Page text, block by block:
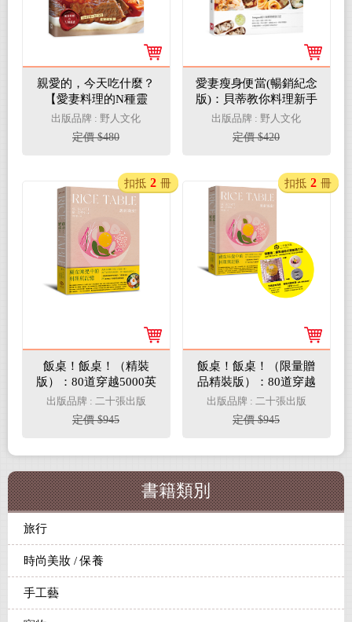
親愛的，今天吃什麼？
【愛妻料理的N種靈
感】#食材不變×菜色百
變 #保證掃盤食譜！
出版品牌 : 野人文化
定價 $480
愛妻瘦身便當(暢銷紀念
版)：貝蒂教你料理新手
也能輕鬆搞定，好吃、
不胖、吸睛、低卡便
當，110道料理健康剷
出版品牌 : 野人文化
定價 $420
飯桌！飯桌！（精裝
版）：80道穿越5000英
里記憶的韓料理
出版品牌 : 二十張出版
定價 $945
扣抵 2 冊
飯桌！飯桌！（限量贈
品精裝版）：80道穿越
5000英里記憶的韓料理
出版品牌 : 二十張出版
定價 $945
扣抵 2 冊
書籍類別
旅行
時尚美妝 / 保養
手工藝